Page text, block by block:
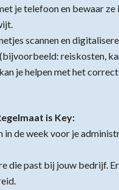
je telefoon en bewaar
scannen en
reiskosten,
kan je helpen met het
is Key:
in de week voor je
die past bij jouw bedrijf.